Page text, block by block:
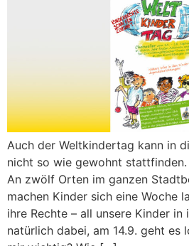
Auch der Weltkindertag kann in
nicht so wie gewohnt
An zwölf Orten im ganzen
machen Kinder sich eine Woche
ihre Rechte – all unsere Kinder in
natürlich dabei, am 14.9. geht es